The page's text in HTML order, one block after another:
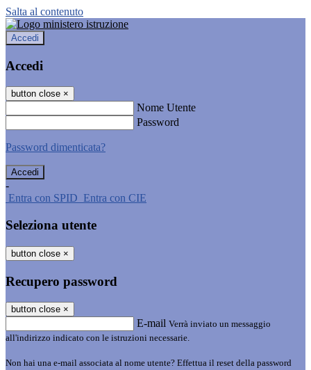
Salta al contenuto
Accedi
Accedi
button close ×
Nome Utente
Password
Password dimenticata?
-
Entra con SPID Entra con CIE
Seleziona utente
button close ×
Recupero password
button close ×
E-mail Verrà inviato un messaggio
all'indirizzo indicato con le istruzioni necessarie.
Non hai una e-mail associata al nome utente? Effettua il reset della password